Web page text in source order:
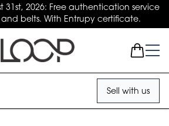
31st, 2026: Free authentication service
belts. With Entrupy certificate.
Sell with us